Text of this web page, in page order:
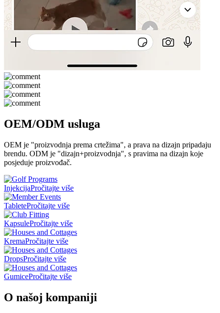
OEM/ODM usluga
OEM je "proizvodnja prema crtežima", a prava na dizajn pripadaju
brendu. ODM je "dizajn+proizvodnja", s pravima na dizajn koje
posjeduje proizvođač.
InjekcijaPročitajte više
TabletePročitajte više
KapsulePročitajte više
KremaPročitajte više
DropsPročitajte više
GumicePročitajte više
O našoj kompaniji